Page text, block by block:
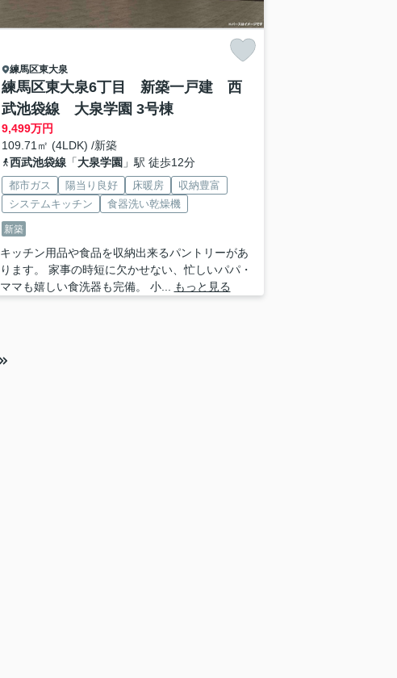
練馬区東大泉
練馬区東大泉6丁目 新築一戸建 西
武池袋線 大泉学園 3号棟
9,499万円
109.71㎡ (4LDK) /新築
西武池袋線「大泉学園 」駅 徒歩12分
都市ガス 陽当り良好 床暖房
収納豊富
システムキッチン
食器洗い乾燥機
新築
キッチン用品や食品を収納出来るパントリーがあ
ります。 家事の時短に欠かせない、忙しいパパ・
ママも嬉しい食洗器も完備。 小...
もっと見る